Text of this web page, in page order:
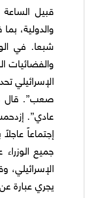
قبيل الساعة
والدولية،
شبعا. في
والفضائيات
الإسرائيلي
صعب”. قال
عادي”.
إجتماعاً
جميع
الإسرائيلي،
يجري عبارة